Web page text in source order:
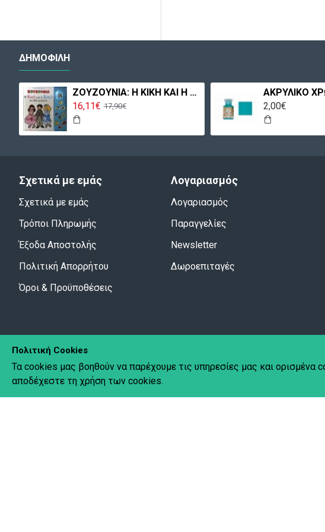
ΔΗΜΟΦΙΛΉ
ΖΟΥΖΟΥΝΙΑ: Η ΚΙΚΗ ΚΑΙ Η ΚΟΚΟ ΚΑΙ ΑΛΛΑ ΤΡΑΓΟΥΔΙΑ
16,11€ 17,90€
2,00€
Σχετικά με εμάς
Σχετικά με εμάς
Τρόποι Πληρωμής
Έξοδα Αποστολής
Πολιτική Απορρήτου
Όροι & Προϋποθέσεις
Λογαριασμός
Λογαριασμός
Παραγγελίες
Newsletter
Δωροεπιταγές
Copyright © 2020 Pyramida. All Rights Reserved.
Πολιτική Cookies
Τα cookies μας βοηθούν να παρέχουμε τις υπηρεσίες μας και ορισμένα
αποδέχεστε τη χρήση των cookies.